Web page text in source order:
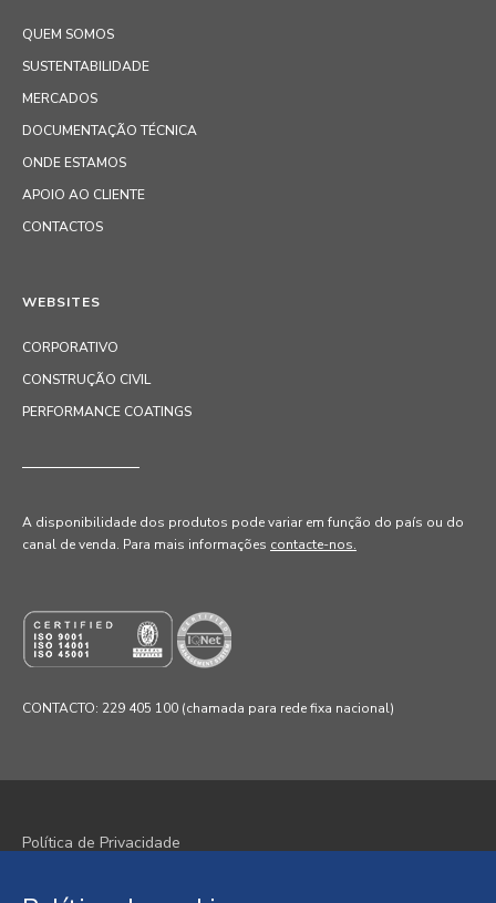
QUEM SOMOS
SUSTENTABILIDADE
MERCADOS
DOCUMENTAÇÃO TÉCNICA
ONDE ESTAMOS
APOIO AO CLIENTE
CONTACTOS
WEBSITES
CORPORATIVO
CONSTRUÇÃO CIVIL
PERFORMANCE COATINGS
A disponibilidade dos produtos pode variar em função do país ou do
canal de venda. Para mais informações contacte-nos.
CONTACTO: 229 405 100 (chamada para rede fixa nacional)
Política de Privacidade